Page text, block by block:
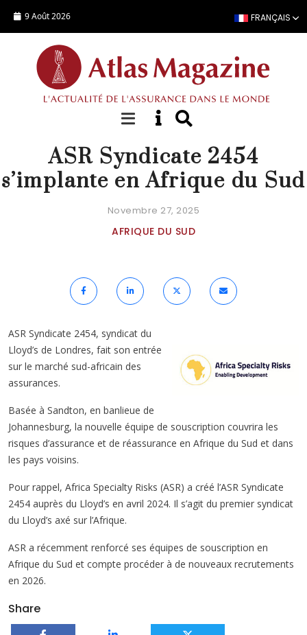
9 Août 2026 FRANÇAIS
ACTUALITÉ
ASR Syndicate 2454
s’implante en Afrique du Sud
Novembre 27, 2025
AFRIQUE DU SUD
ASR Syndicate 2454, syndicat du
Lloyd’s de Londres, fait son entrée
sur le marché sud-africain des
assurances.
Basée à Sandton, en banlieue de
Johannesburg, la nouvelle équipe de souscription couvrira les
risques d’assurance et de réassurance en Afrique du Sud et dans
les pays voisins.
Pour rappel, Africa Specialty Risks (ASR) a créé l’ASR Syndicate
2454 auprès du Lloyd’s en avril 2024. Il s’agit du premier syndicat
du Lloyd’s axé sur l’Afrique.
ASR a récemment renforcé ses équipes de souscription en
Afrique du Sud et compte procéder à de nouveaux recrutements
en 2026.
Share